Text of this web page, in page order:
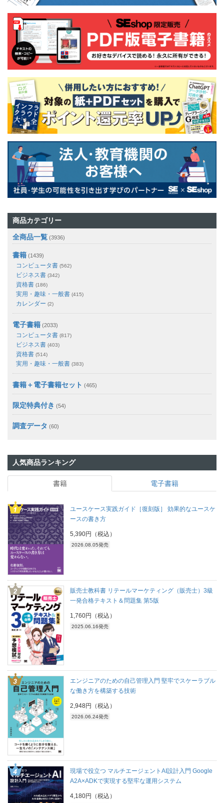
商品カテゴリー
全商品一覧 (3936)
書籍 (1439)
コンピュータ書 (562)
ビジネス書 (342)
資格書 (186)
実用・趣味・一般書 (415)
カレンダー (2)
電子書籍 (2033)
コンピュータ書 (817)
ビジネス書 (403)
資格書 (514)
実用・趣味・一般書 (383)
書籍＋電子書籍セット (465)
限定特典付き (54)
調査データ (60)
人気商品ランキング
書籍 電子書籍
ユースケース実践ガイド［復刻版］ 効果的なユースケ
ースの書き方
5,390円（税込）
2026.08.05発売
販売士教科書 リテールマーケティング（販売士）3級
一発合格テキスト＆問題集 第5版
1,760円（税込）
2025.06.16発売
エンジニアのための自己管理入門 堅牢でスケーラブル
な働き方を構築する技術
2,948円（税込）
2026.06.24発売
現場で役立つ マルチエージェントAI設計入門 Google
A2A×ADKで実現する堅牢な運用システム
4,180円（税込）